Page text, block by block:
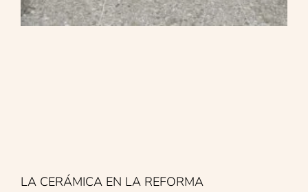
LA CERÁMICA EN LA REFORMA